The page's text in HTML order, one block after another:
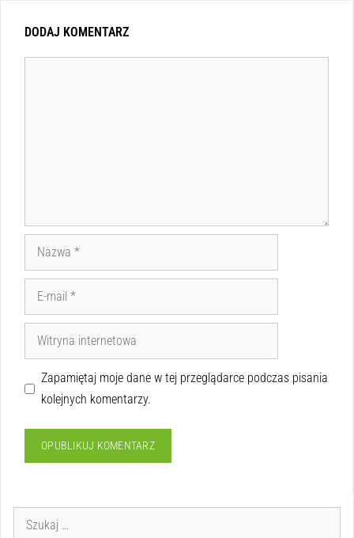
DODAJ KOMENTARZ
Zapamiętaj moje dane w tej przeglądarce podczas pisania
kolejnych komentarzy.